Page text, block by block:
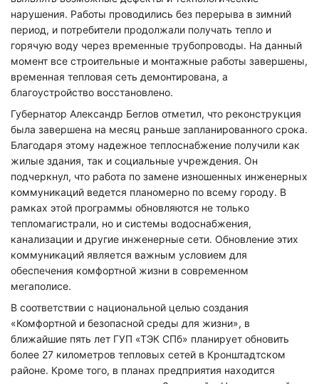
нарушения. Работы проводились без перерыва в зимний
период, и потребители продолжали получать тепло и
горячую воду через временные трубопроводы. На данный
момент все строительные и монтажные работы завершены,
временная тепловая сеть демонтирована, а
благоустройство восстановлено.
Губернатор Александр Беглов отметил, что реконструкция
была завершена на месяц раньше запланированного срока.
Благодаря этому надежное теплоснабжение получили как
жилые здания, так и социальные учреждения. Он
подчеркнул, что работа по замене изношенных инженерных
коммуникаций ведется планомерно по всему городу. В
рамках этой программы обновляются не только
тепломагистрали, но и системы водоснабжения,
канализации и другие инженерные сети. Обновление этих
коммуникаций является важным условием для
обеспечения комфортной жизни в современном
мегаполисе.
В соответствии с национальной целью создания
«Комфортной и безопасной среды для жизни», в
ближайшие пять лет ГУП «ТЭК СПб» планирует обновить
более 27 километров тепловых сетей в Кронштадтском
районе. Кроме того, в планах предприятия находится